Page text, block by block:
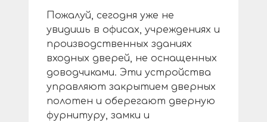
Пожалуй, сегодня уже не
увидишь в офисах, учреждениях и
производственных зданиях
входных дверей, не оснащенных
доводчиками. Эти устройства
управляют закрытием дверных
полотен и оберегают дверную
фурнитуру, замки и